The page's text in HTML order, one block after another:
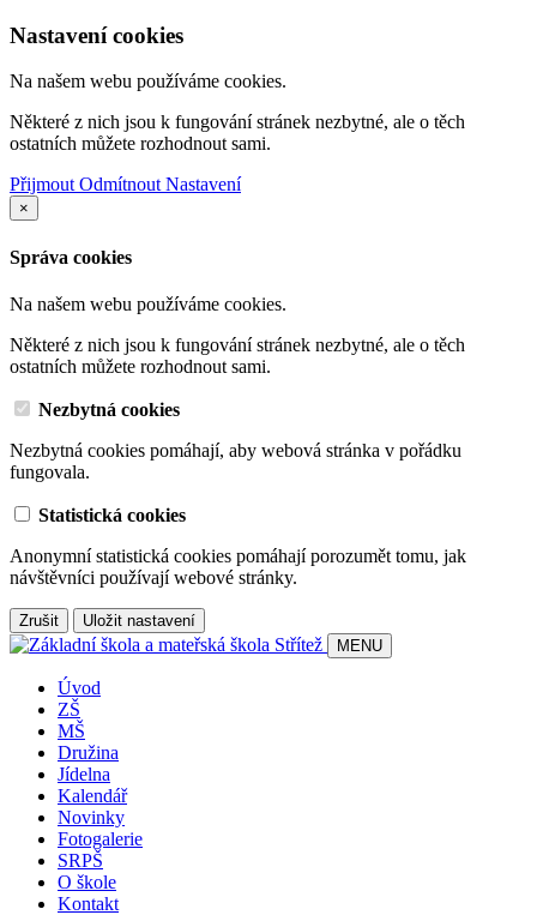
Nastavení cookies
Na našem webu používáme cookies.
Některé z nich jsou k fungování stránek nezbytné, ale o těch
ostatních můžete rozhodnout sami.
PřijmoutOdmítnoutNastavení
×
Správa cookies
Na našem webu používáme cookies.
Některé z nich jsou k fungování stránek nezbytné, ale o těch
ostatních můžete rozhodnout sami.
Nezbytná cookies
Nezbytná cookies pomáhají, aby webová stránka v pořádku
fungovala.
Statistická cookies
Anonymní statistická cookies pomáhají porozumět tomu, jak
návštěvníci používají webové stránky.
Zrušit
Uložit nastavení
MENU
Úvod
ZŠ
MŠ
Družina
Jídelna
Kalendář
Novinky
Fotogalerie
SRPŠ
O škole
Kontakt